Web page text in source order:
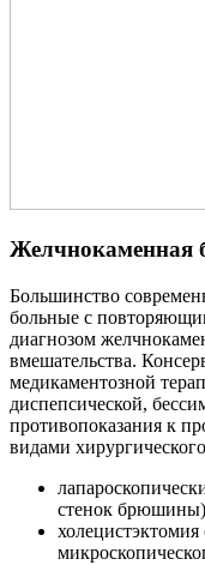
Желчнокаменная
Большинство
больные с
диагнозом
вмешательства.
медикаментозной
диспепсической,
противопоказания к
видами
стенок